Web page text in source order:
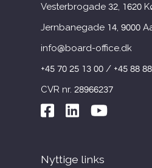
Vesterbrogade 32, 1620
Jernbanegade 14, 9000
info@board-office.dk
+45 70 25 13 00 / +45 88
CVR nr. 28966237
Nyttige links